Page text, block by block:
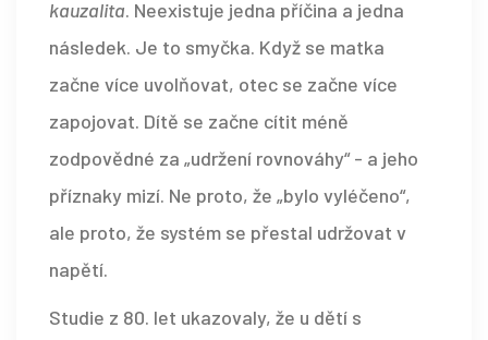
kauzalita. Neexistuje jedna příčina a jedna
následek. Je to smyčka. Když se matka
začne více uvolňovat, otec se začne více
zapojovat. Dítě se začne cítit méně
zodpovědné za „udržení rovnováhy“ - a jeho
příznaky mizí. Ne proto, že „bylo vyléčeno“,
ale proto, že systém se přestal udržovat v
napětí.
Studie z 80. let ukazovaly, že u dětí s